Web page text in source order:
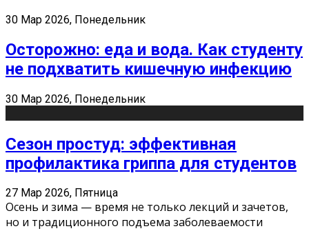
30 Мар 2026, Понедельник
Осторожно: еда и вода. Как студенту
не подхватить кишечную инфекцию
30 Мар 2026, Понедельник
Сезон простуд: эффективная
профилактика гриппа для студентов
27 Мар 2026, Пятница
Осень и зима — время не только лекций и зачетов,
но и традиционного подъема заболеваемости